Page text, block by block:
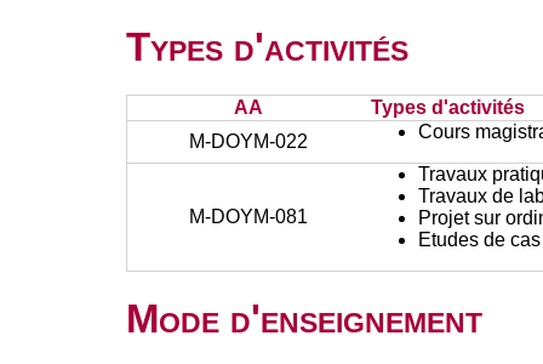
Types d'activités
AA
Types d'activités
M-DOYM-022
Cours
M-DOYM-081
Travaux
Travaux de
Projet sur
Etudes de cas
Mode d'enseignement